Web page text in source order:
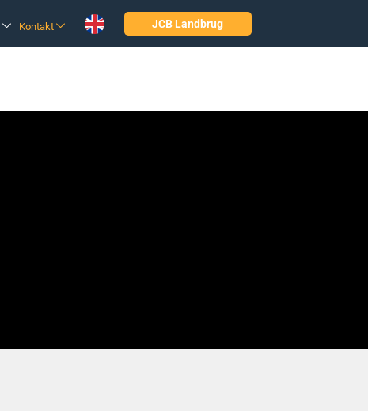
Kontakt JCB Landbrug